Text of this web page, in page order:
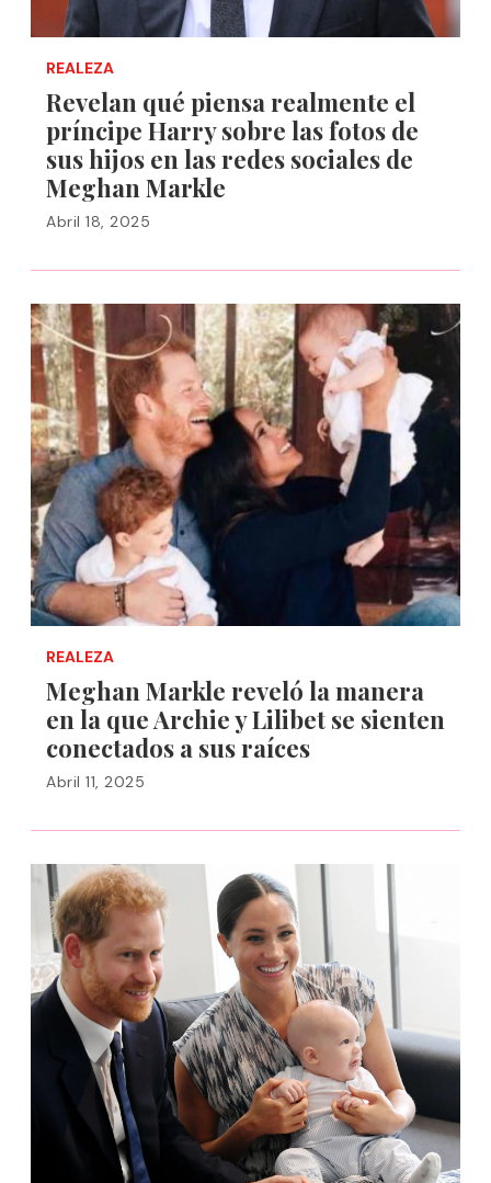
REALEZA
Revelan qué piensa realmente el
príncipe Harry sobre las fotos de
sus hijos en las redes sociales de
Meghan Markle
Abril 18, 2025
REALEZA
Meghan Markle reveló la manera
en la que Archie y Lilibet se sienten
conectados a sus raíces
Abril 11, 2025